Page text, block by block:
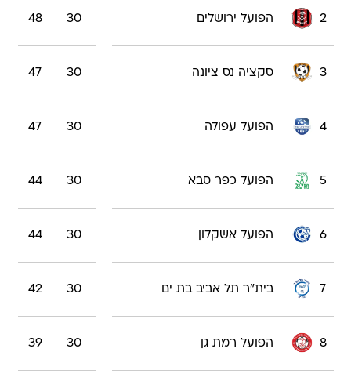
2 הפועל ירושלים 30
48
3 סקציה נס ציונה 30
47
4 הפועל עפולה 30
47
5 הפועל כפר סבא 30
44
6 הפועל אשקלון 30
44
7 בית"ר תל אביב בת ים 30
42
8 הפועל רמת גן 30
39